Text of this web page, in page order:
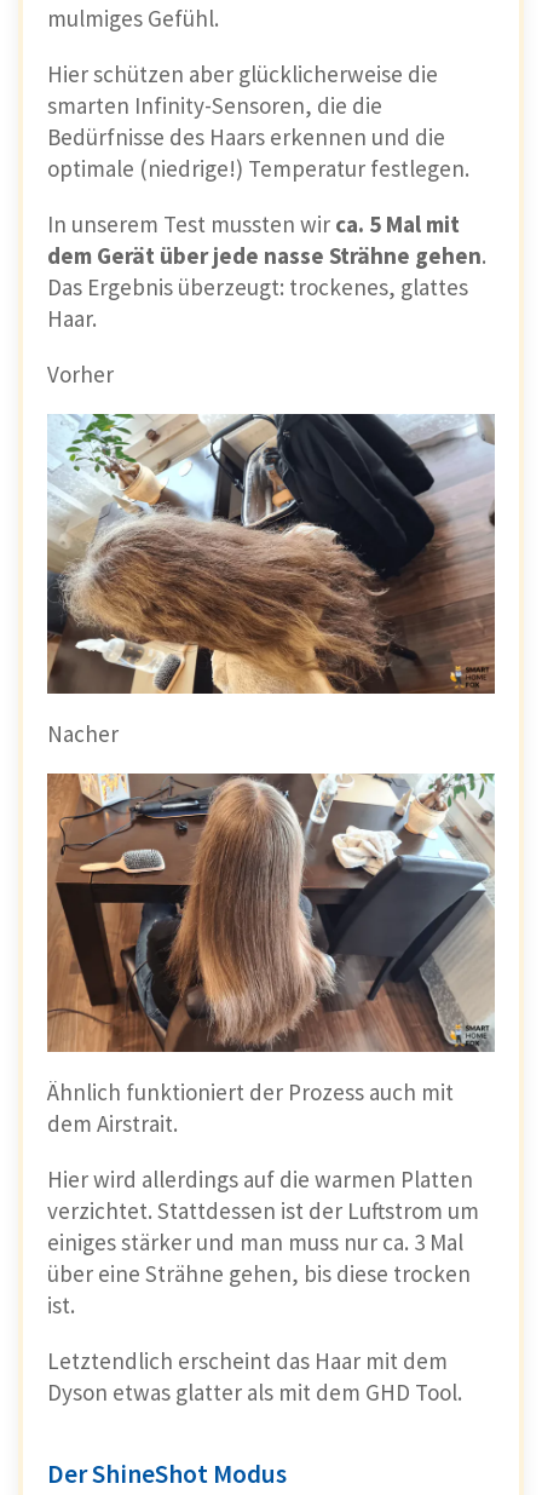
mulmiges Gefühl.
Hier schützen aber glücklicherweise die
smarten Infinity-Sensoren, die die
Bedürfnisse des Haars erkennen und die
optimale (niedrige!) Temperatur festlegen.
In unserem Test mussten wir ca. 5 Mal mit
dem Gerät über jede nasse Strähne gehen.
Das Ergebnis überzeugt: trockenes, glattes
Haar.
Vorher
Nacher
Ähnlich funktioniert der Prozess auch mit
dem Airstrait.
Hier wird allerdings auf die warmen Platten
verzichtet. Stattdessen ist der Luftstrom um
einiges stärker und man muss nur ca. 3 Mal
über eine Strähne gehen, bis diese trocken
ist.
Letztendlich erscheint das Haar mit dem
Dyson etwas glatter als mit dem GHD Tool.
Der ShineShot Modus